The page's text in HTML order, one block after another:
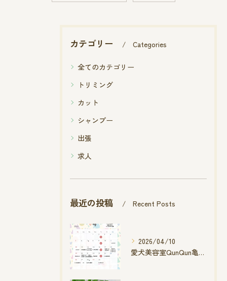
カテゴリー Categories
全てのカテゴリー
トリミング
カット
シャンプー
出張
求人
最近の投稿 Recent Posts
2026/04/10
愛犬美容室QunQun亀山エコー店